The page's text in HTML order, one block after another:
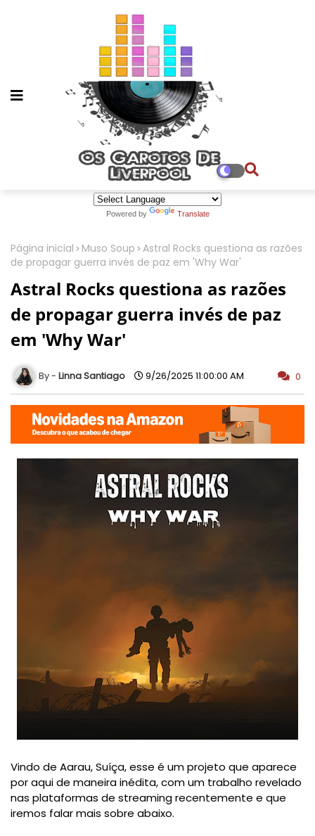
Powered by Translate
Página inicial Muso Soup Astral Rocks questiona as razões
de propagar guerra invés de paz em 'Why War'
Astral Rocks questiona as razões
de propagar guerra invés de paz
em 'Why War'
Linna Santiago 9/26/2025 11:00:00 AM 0
Vindo de Aarau, Suíça, esse é um projeto que aparece
por aqui de maneira inédita, com um trabalho revelado
nas plataformas de streaming recentemente e que
iremos falar mais sobre abaixo.